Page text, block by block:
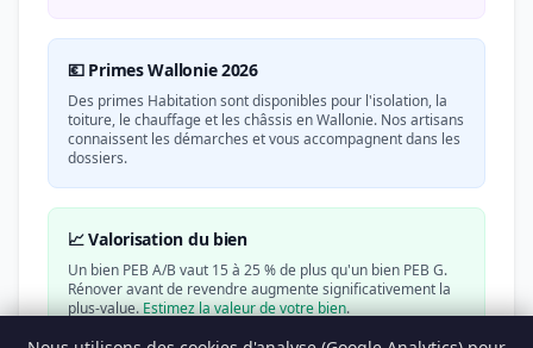
💶 Primes Wallonie 2026
Des primes Habitation sont disponibles pour l'isolation, la
toiture, le chauffage et les châssis en Wallonie. Nos artisans
connaissent les démarches et vous accompagnent dans les
dossiers.
📈 Valorisation du bien
Un bien PEB A/B vaut 15 à 25 % de plus qu'un bien PEB G.
Rénover avant de revendre augmente significativement la
plus-value.Estimez la valeur de votre bien.